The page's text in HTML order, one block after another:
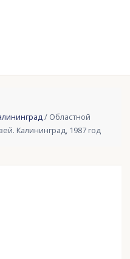
/ Областной
Калининград, 1987 год